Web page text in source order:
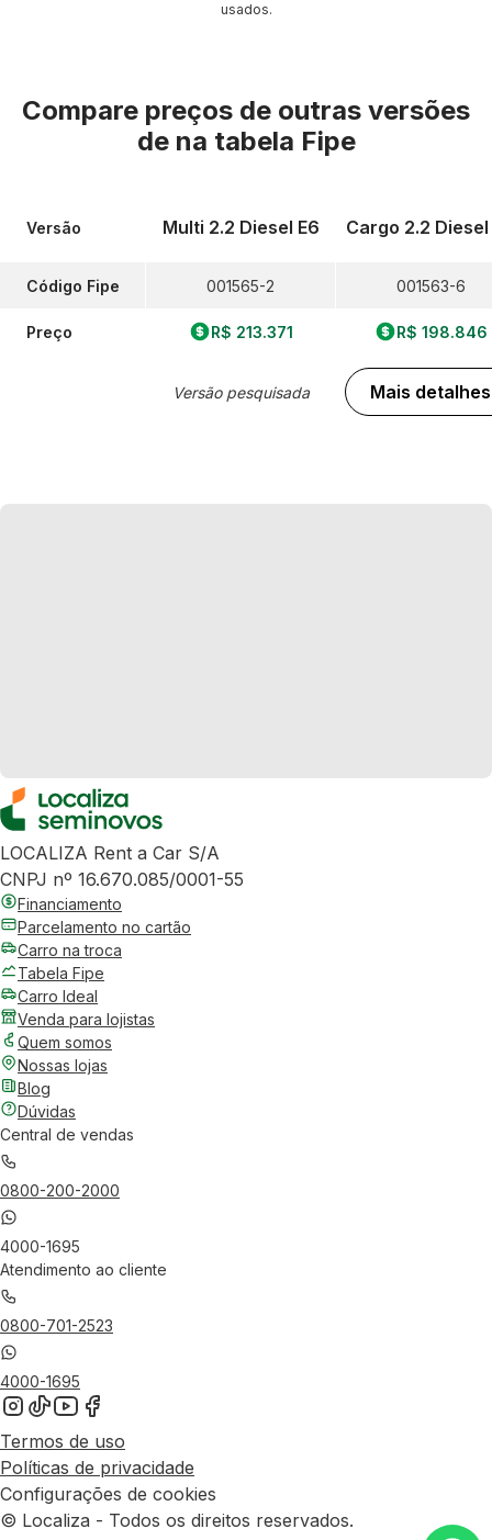
usados.
Compare preços de outras versões
de na tabela Fipe
Versão
Código Fipe
Preço
Multi 2.2 Diesel E6
001565-2
R$ 213.371
Versão pesquisada
Cargo 2.2 Diesel
001563-6
R$ 198.846
Mais detalhes
LOCALIZA Rent a Car S/A
CNPJ nº 16.670.085/0001-55
Financiamento
Parcelamento no cartão
Carro na troca
Tabela Fipe
Carro Ideal
Venda para lojistas
Quem somos
Nossas lojas
Blog
Dúvidas
Central de vendas
0800-200-2000
4000-1695
Atendimento ao cliente
0800-701-2523
4000-1695
Termos de uso
Políticas de privacidade
Configurações de cookies
© Localiza - Todos os direitos reservados.